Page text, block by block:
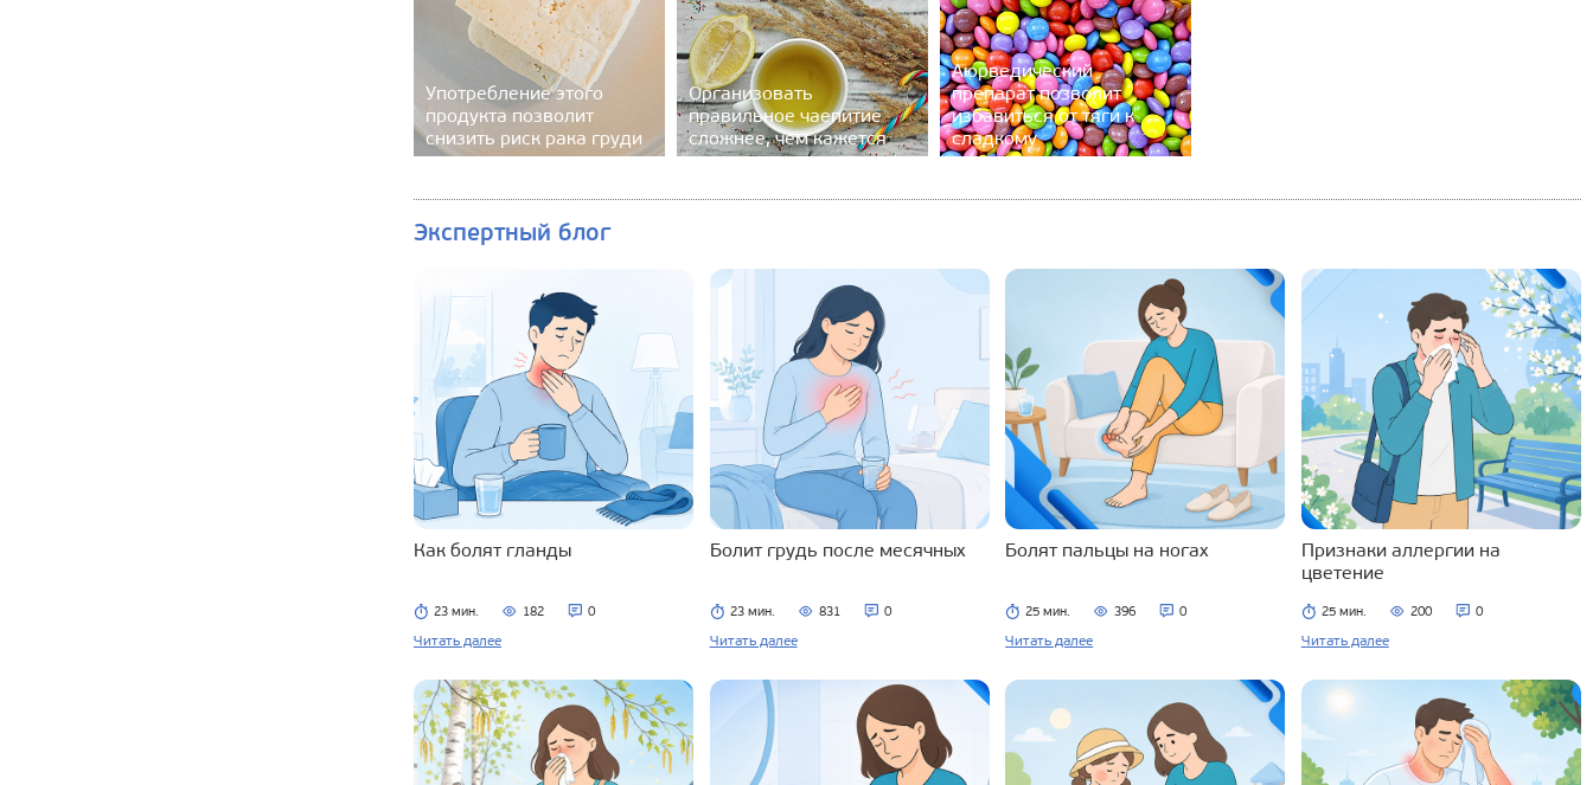
Употребление этого
продукта позволит
снизить риск рака груди
Организовать
правильное чаепитие
сложнее, чем кажется
Аюрведический
препарат позволит
избавиться от тяги к
сладкому
Экспертный блог
Как болят гланды
23 мин. 182 0
Читать далее
Болит грудь после месячных
23 мин. 831 0
Читать далее
Болят пальцы на ногах
25 мин. 396 0
Читать далее
Признаки аллергии на
цветение
25 мин. 200 0
Читать далее